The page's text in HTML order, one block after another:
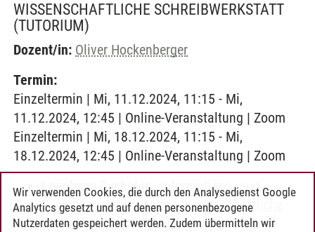
WISSENSCHAFTLICHE SCHREIBWERKSTATT
(TUTORIUM)
Dozent/in: Oliver Hockenberger
Termin:
Einzeltermin | Mi, 11.12.2024, 11:15 - Mi,
11.12.2024, 12:45 | Online-Veranstaltung | Zoom
Einzeltermin | Mi, 18.12.2024, 11:15 - Mi,
18.12.2024, 12:45 | Online-Veranstaltung | Zoom
Leuphana Bachelor-Informations- und
Zusatzveranstaltungen-Wissenschaftliche
Schreibwerkstatt (Tutorium)
Wir verwenden Cookies, die durch den Analysedienst Google
Analytics gesetzt und auf denen personenbezogene
Nutzerdaten gespeichert werden. Zudem übermitteln wir